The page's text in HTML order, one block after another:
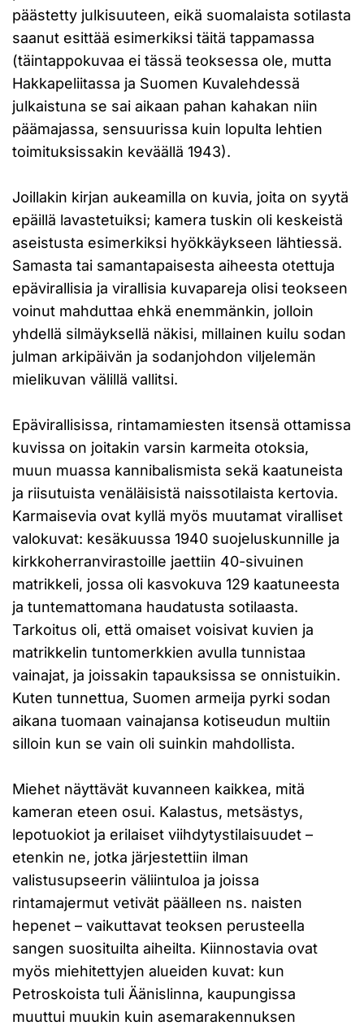
päästetty julkisuuteen, eikä suomalaista sotilasta
saanut esittää esimerkiksi täitä tappamassa
(täintappokuvaa ei tässä teoksessa ole, mutta
Hakkapeliitassa ja Suomen Kuvalehdessä
julkaistuna se sai aikaan pahan kahakan niin
päämajassa, sensuurissa kuin lopulta lehtien
toimituksissakin keväällä 1943).
Joillakin kirjan aukeamilla on kuvia, joita on syytä
epäillä lavastetuiksi; kamera tuskin oli keskeistä
aseistusta esimerkiksi hyökkäykseen lähtiessä.
Samasta tai samantapaisesta aiheesta otettuja
epävirallisia ja virallisia kuvapareja olisi teokseen
voinut mahduttaa ehkä enemmänkin, jolloin
yhdellä silmäyksellä näkisi, millainen kuilu sodan
julman arkipäivän ja sodanjohdon viljelemän
mielikuvan välillä vallitsi.
Epävirallisissa, rintamamiesten itsensä ottamissa
kuvissa on joitakin varsin karmeita otoksia,
muun muassa kannibalismista sekä kaatuneista
ja riisutuista venäläisistä naissotilaista kertovia.
Karmaisevia ovat kyllä myös muutamat viralliset
valokuvat: kesäkuussa 1940 suojeluskunnille ja
kirkkoherranvirastoille jaettiin 40-sivuinen
matrikkeli, jossa oli kasvokuva 129 kaatuneesta
ja tuntemattomana haudatusta sotilaasta.
Tarkoitus oli, että omaiset voisivat kuvien ja
matrikkelin tuntomerkkien avulla tunnistaa
vainajat, ja joissakin tapauksissa se onnistuikin.
Kuten tunnettua, Suomen armeija pyrki sodan
aikana tuomaan vainajansa kotiseudun multiin
silloin kun se vain oli suinkin mahdollista.
Miehet näyttävät kuvanneen kaikkea, mitä
kameran eteen osui. Kalastus, metsästys,
lepotuokiot ja erilaiset viihdytystilaisuudet –
etenkin ne, jotka järjestettiin ilman
valistusupseerin väliintuloa ja joissa
rintamajermut vetivät päälleen ns. naisten
hepenet – vaikuttavat teoksen perusteella
sangen suosituilta aiheilta. Kiinnostavia ovat
myös miehitettyjen alueiden kuvat: kun
Petroskoista tuli Äänislinna, kaupungissa
muuttui muukin kuin asemarakennuksen